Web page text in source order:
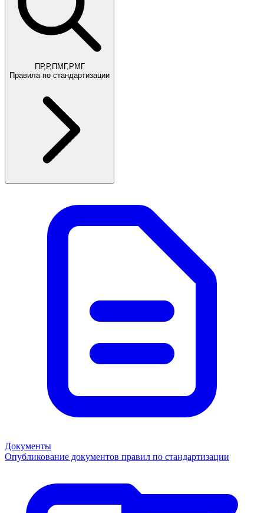
ПР,Р,ПМГ,РМГ
Правила по стандартизации
Документы
Опубликование документов правил по стандартизации